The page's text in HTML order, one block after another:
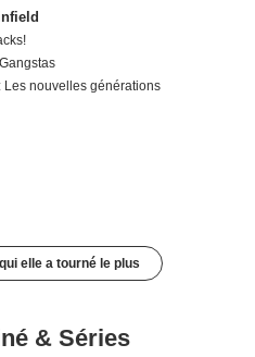
Les nouvelles générations
elle a tourné le plus
& Séries